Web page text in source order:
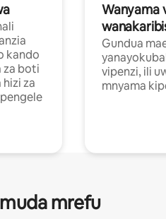
kando
za boti
za
Wanyama
Gundua
vipenzi, ili
mnyama
mrefu